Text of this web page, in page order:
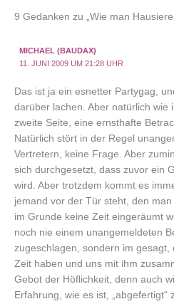
9 Gedanken zu „Wie man
MICHAEL (BAUDAX)
11. JUNI 2009 UM 21:28 UHR
Das ist ja ein esnetter Partygag,
darüber lachen. Aber natürlich wie
zweite Seite, eine ernsthafte
Natürlich stört in der Regel
Vertretern, keine Frage. Aber
sich durchgesetzt, dass zuvor ein
wird. Aber trotzdem kommt es
jemand vor der Tür steht, den
im Grunde keine Zeit eingeräumt
noch nie einem unangemeldeten
zugeschlagen, sondern im gesagt,
Zeit haben und uns mit ihm
Gebot der Höflichkeit, denn auch
Erfahrung, wie es ist,